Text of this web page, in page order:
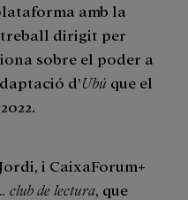
amb la
dirigit per
sobre el poder a
d’Ubú que el
i CaixaForum+
club de lectura, que